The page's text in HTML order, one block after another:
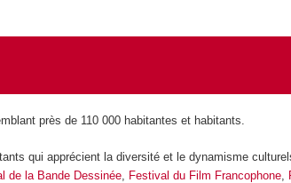
près de 110 000 habitantes et habitants.
qui apprécient la diversité et le dynamisme
de la Bande Dessinée, Festival du Film Francophone,